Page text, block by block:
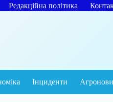
Редакційна політика
Інциденти